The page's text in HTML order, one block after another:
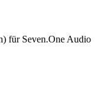
für Seven.One Audio